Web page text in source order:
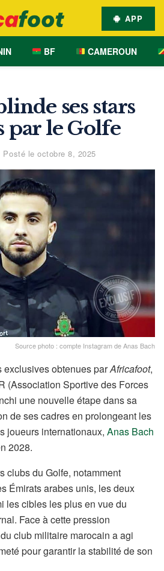
APP
BF CAMEROUN
ses stars
par le Golfe
Posté le octobre 8, 2025
Source photo : compte Instagram de Anas Bach
exclusives obtenues parAfricafoot,
(Association Sportive des Forces
une nouvelle étape dans sa
de ses cadres en prolongeant les
joueurs internationaux, Anas Bach
2028.
clubs du Golfe, notamment
Émirats arabes unis, les deux
les cibles les plus en vue du
Face à cette pression
club militaire marocain a agi
pour garantir la stabilité de son